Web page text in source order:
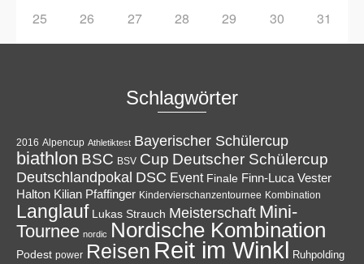
25 26 27 28 29 30 31
Schlagwörter
2016 Alpencup Athletiktest Bayerischer Schülercup
biathlon BSC BSV Cup Deutscher Schülercup
Deutschlandpokal DSC Event Finale Finn-Luca Vester
Halton Kilian Pfaffinger Kindervierschanzentournee Kombination
Langlauf Lukas Strauch Meisterschaft Mini-
Tournee nordic Nordische Kombination
Podest power Reisen Reit im Winkl Ruhpolding